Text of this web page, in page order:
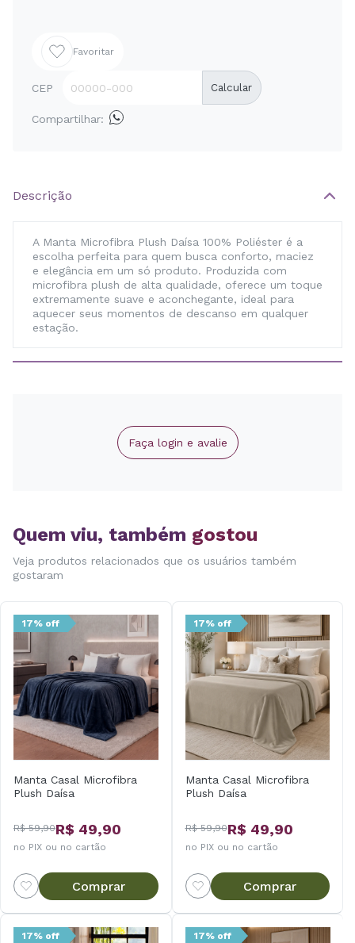
Favoritar
CEP Calcular
Compartilhar:
Descrição
A Manta Microfibra Plush Daísa 100% Poliéster é a
escolha perfeita para quem busca conforto, maciez
e elegância em um só produto. Produzida com
microfibra plush de alta qualidade, oferece um toque
extremamente suave e aconchegante, ideal para
aquecer seus momentos de descanso em qualquer
estação.
Faça login e avalie
Quem viu, também gostou
Veja produtos relacionados que os usuários também
gostaram
17% off
Manta Casal Microfibra
Plush Daísa
R$ 59,90R$ 49,90
no PIX ou no cartão
Comprar
17% off
Manta Casal Microfibra
Plush Daísa
R$ 59,90R$ 49,90
no PIX ou no cartão
Comprar
17% off 17% off